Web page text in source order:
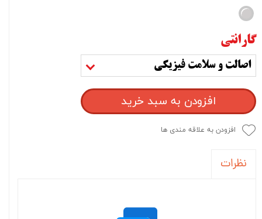
گارانتی
اصالت و سلامت فیزیکی
افزودن به سبد خرید
افزودن به علاقه مندی ها
نظرات